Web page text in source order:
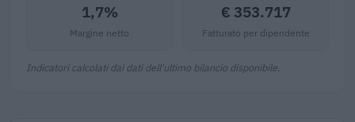
1,7%
Margine netto
€ 353.717
Fatturato per dipendente
Indicatori calcolati dai dati dell'ultimo bilancio disponibile.